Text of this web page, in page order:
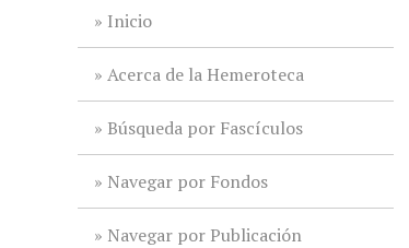
Inicio
Acerca de la Hemeroteca
Búsqueda por Fascículos
Navegar por Fondos
Navegar por Publicación